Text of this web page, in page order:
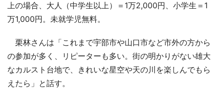
上の場合、大人（中学生以上）＝1万2,000円、小学生＝1
万1,000円。未就学児無料。
栗林さんは「これまで宇部市や山口市など市外の方から
の参加が多く、リピーターも多い。街の明かりがない雄大
なカルスト台地で、きれいな星空や天の川を楽しんでもら
えたら」と話す。